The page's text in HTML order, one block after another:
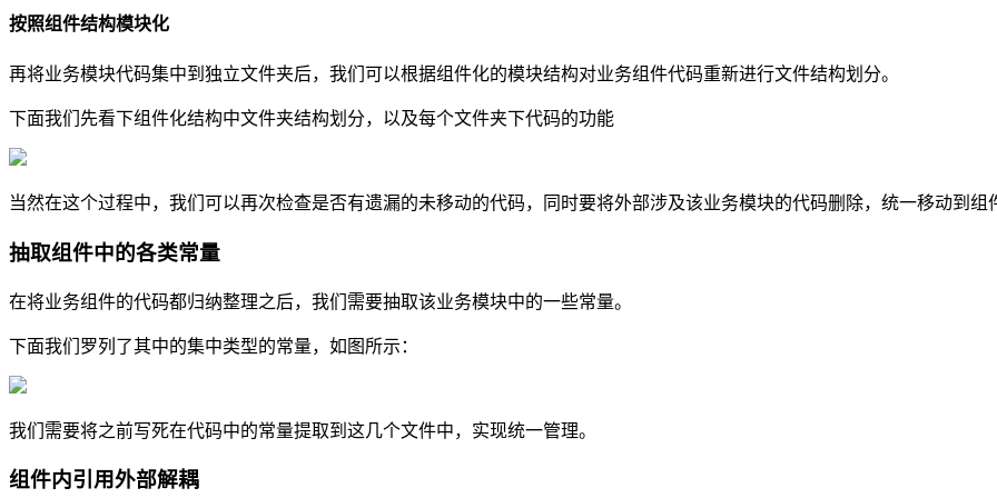
按照组件结构模块化
再将业务模块代码集中到独立文件夹后，我们可以根据组件化的模块结构对业务组件代码重新进行文件结构划分。
下面我们先看下组件化结构中文件夹结构划分，以及每个文件夹下代码的功能
当然在这个过程中，我们可以再次检查是否有遗漏的未移动的代码，同时要将外部涉及该业务模块的代码删除，统一移动到组
抽取组件中的各类常量
在将业务组件的代码都归纳整理之后，我们需要抽取该业务模块中的一些常量。
下面我们罗列了其中的集中类型的常量，如图所示：
我们需要将之前写死在代码中的常量提取到这几个文件中，实现统一管理。
组件内引用外部解耦